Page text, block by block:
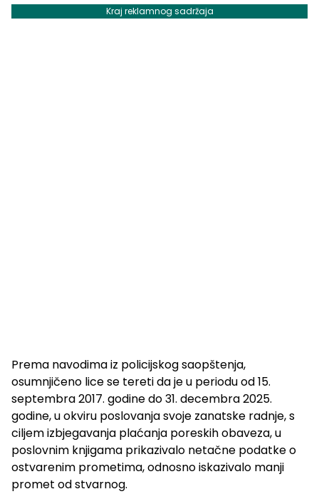
Kraj reklamnog sadržaja
Prema navodima iz policijskog saopštenja,
osumnjičeno lice se tereti da je u periodu od 15.
septembra 2017. godine do 31. decembra 2025.
godine, u okviru poslovanja svoje zanatske radnje, s
ciljem izbjegavanja plaćanja poreskih obaveza, u
poslovnim knjigama prikazivalo netačne podatke o
ostvarenim prometima, odnosno iskazivalo manji
promet od stvarnog.